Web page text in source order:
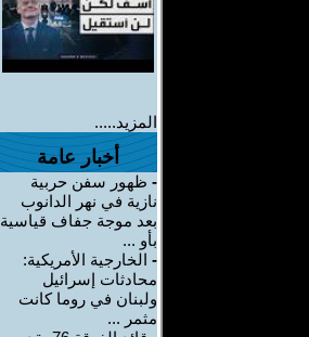
المزيد.....
أخبار عامة
- ظهور سفن حربية
نازية في نهر الدانوب
بعد موجة جفاف قياسية
بأو ...
- الخارجية الأمريكية:
محادثات إسرائيل
ولبنان في روما كانت
مثمر ...